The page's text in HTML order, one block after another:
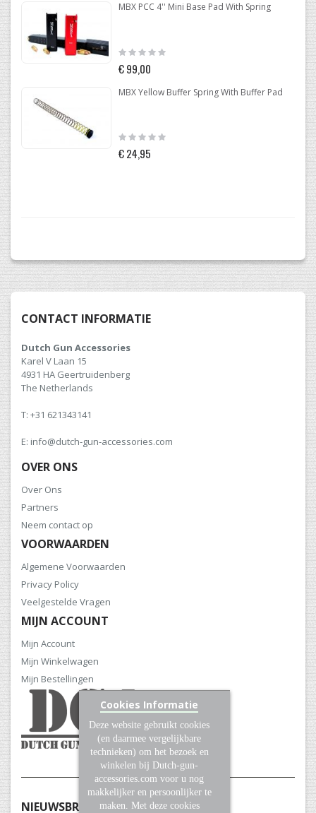
MBX PCC 4'' Mini Base Pad With Spring
Rating:
0%
€ 99,00
MBX Yellow Buffer Spring With Buffer Pad
Rating:
0%
€ 24,95
CONTACT INFORMATIE
Dutch Gun Accessories
Karel V Laan 15
4931 HA Geertruidenberg
The Netherlands
T: +31 621343141
E: info@dutch-gun-accessories.com
OVER ONS
Over Ons
Partners
Neem contact op
VOORWAARDEN
Algemene Voorwaarden
Privacy Policy
Veelgestelde Vragen
MIJN ACCOUNT
Mijn Account
Mijn Winkelwagen
Mijn Bestellingen
NIEUWSBRIEF
Cookies Informatie
Deze website gebruikt cookies
(en daarmee vergelijkbare
technieken) om het bezoek en
winkelen bij Dutch-gun-
accessories.com voor u nog
makkelijker en persoonlijker te
maken. Met deze cookies